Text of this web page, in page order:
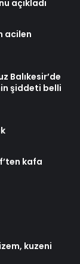
açıkladı
acilen
Balıkesir’de
şiddeti belli
kafa
kuzeni